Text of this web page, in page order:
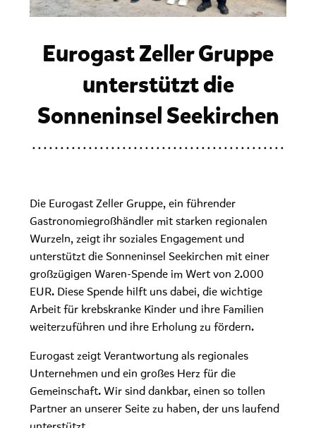
Eurogast Zeller Gruppe
unterstützt die
Sonneninsel Seekirchen
Die Eurogast Zeller Gruppe, ein führender
Gastronomiegroßhändler mit starken regionalen
Wurzeln, zeigt ihr soziales Engagement und
unterstützt die Sonneninsel Seekirchen mit einer
großzügigen Waren-Spende im Wert von 2.000
EUR. Diese Spende hilft uns dabei, die wichtige
Arbeit für krebskranke Kinder und ihre Familien
weiterzuführen und ihre Erholung zu fördern.
Eurogast zeigt Verantwortung als regionales
Unternehmen und ein großes Herz für die
Gemeinschaft. Wir sind dankbar, einen so tollen
Partner an unserer Seite zu haben, der uns laufend